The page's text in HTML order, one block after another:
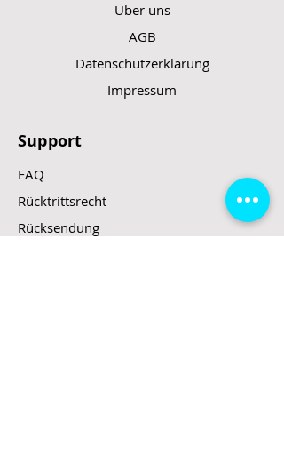
Akku: 2.550 mAhÜber uns
AGB
Datenschutzerklärung
Impressum
Support
FAQ
Rücktrittsrecht
Rücksendung